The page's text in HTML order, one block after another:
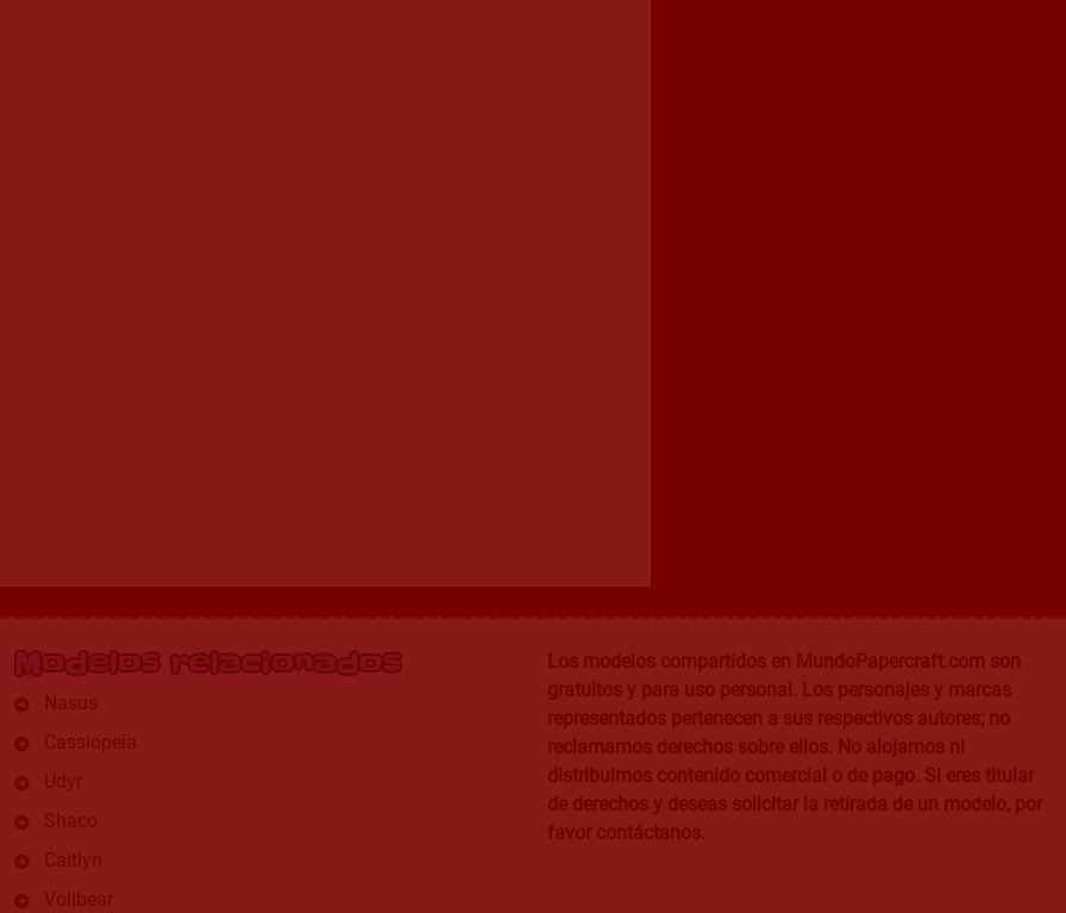
Modelos relacionados
Nasus
Cassiopeia
Udyr
Shaco
Caitlyn
Volibear
Los modelos compartidos en MundoPapercraft.com son
gratuitos y para uso personal. Los personajes y marcas
representados pertenecen a sus respectivos autores; no
reclamamos derechos sobre ellos. No alojamos ni
distribuimos contenido comercial o de pago. Si eres titular
de derechos y deseas solicitar la retirada de un modelo, por
favor contáctanos.